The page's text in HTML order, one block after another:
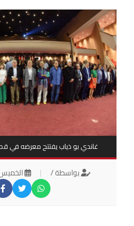
غاندي بو ذياب يفتتح معرضه في
بواسطة / | الخميس، 20 يوليو